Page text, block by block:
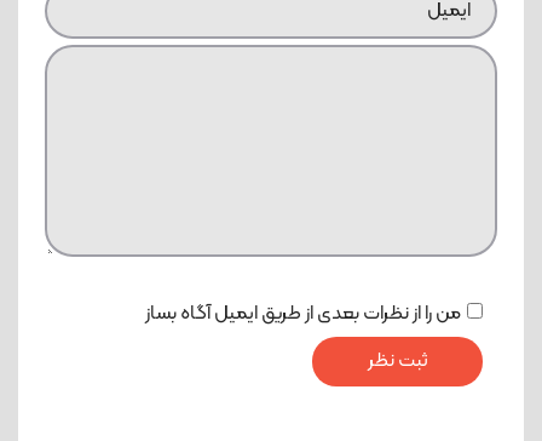
من را از نظرات بعدی از طریق ایمیل آگاه بساز